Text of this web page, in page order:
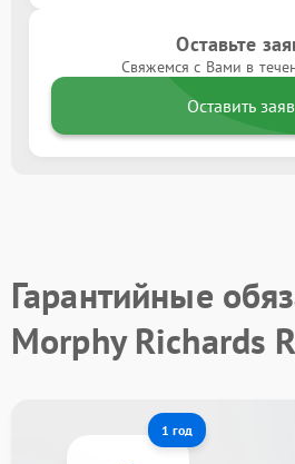
Оставьте
Свяжемся с Вами в
Оставить
Гарантийные
Morphy Richards
1 год